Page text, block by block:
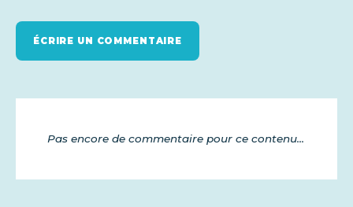
ÉCRIRE UN COMMENTAIRE
Pas encore de commentaire pour ce contenu...